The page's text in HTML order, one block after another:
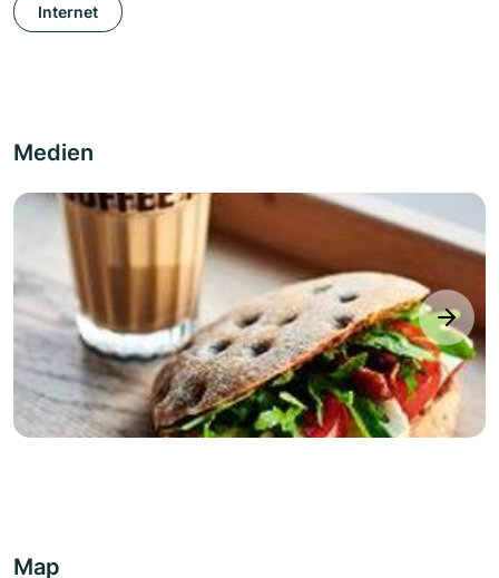
Internet
Medien
next
Map